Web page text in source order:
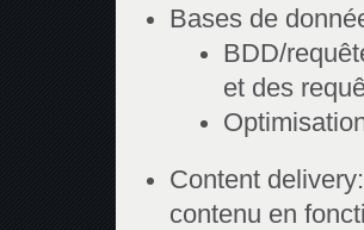
Bases de
BDD/
et des
Content
contenu en